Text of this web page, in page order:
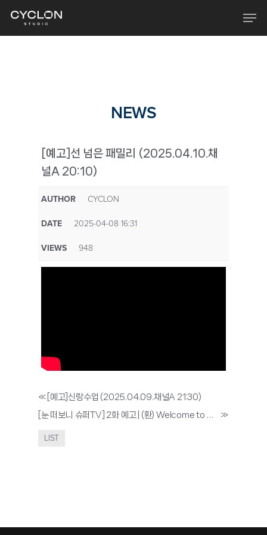
main
NEWS
[예고]선 넘은 패밀리 (2025.04.10.채
널A 20:10)
AUTHOR
CYCLON
DATE
2025-04-08 16:31
VIEWS
948
« [예고]신랑수업 (2025.04.09.채널A 21:30)
[눈 떠보니 슈퍼TV] 2화 예고 | (환) Welcome to 나는 슈퍼 솔로 (영)
»
LIST